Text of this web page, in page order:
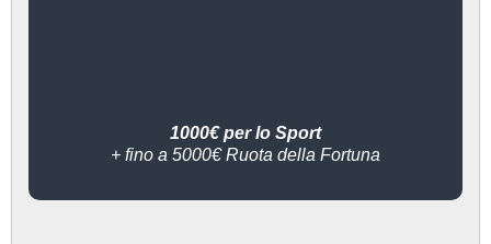
1000€ per lo Sport
+ fino a 5000€ Ruota della Fortuna